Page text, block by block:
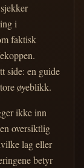
i
faktisk
side: en guide
øyeblikk.
ikke inn
oversiktlig
lag eller
betyr